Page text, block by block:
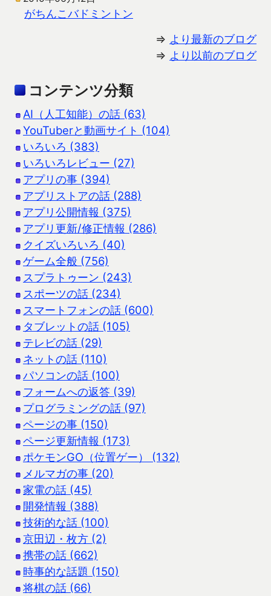
がちんこバドミントン
⇒ より最新のブログ
⇒ より以前のブログ
コンテンツ分類
AI（人工知能）の話 (63)
YouTuberと動画サイト (104)
いろいろ (383)
いろいろレビュー (27)
アプリの事 (394)
アプリストアの話 (288)
アプリ公開情報 (375)
アプリ更新/修正情報 (286)
クイズいろいろ (40)
ゲーム全般 (756)
スプラトゥーン (243)
スポーツの話 (234)
スマートフォンの話 (600)
タブレットの話 (105)
テレビの話 (29)
ネットの話 (110)
パソコンの話 (100)
フォームへの返答 (39)
プログラミングの話 (97)
ページの事 (150)
ページ更新情報 (173)
ポケモンGO（位置ゲー） (132)
メルマガの事 (20)
家電の話 (45)
開発情報 (388)
技術的な話 (100)
京田辺・枚方 (2)
携帯の話 (662)
時事的な話題 (150)
将棋の話 (66)